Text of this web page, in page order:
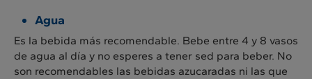
Agua
Es la bebida más recomendable. Bebe entre 4 y 8 vasos
de agua al día y no esperes a tener sed para beber. No
son recomendables las bebidas azucaradas ni las que